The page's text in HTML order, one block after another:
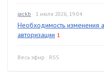
jackb · 1 июля 2026, 19:04
Необходимость изменения
авторизации 1
Весь эфир · RSS